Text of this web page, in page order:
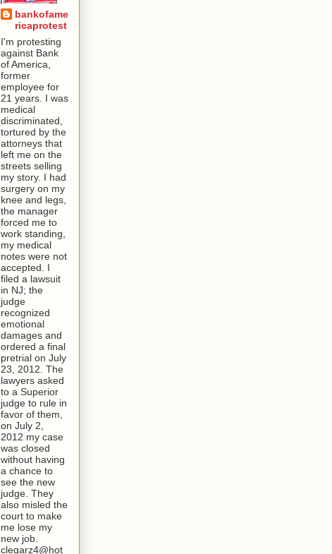
bankofame
ricaprotest
I'm protesting
against Bank
of America,
former
employee for
21 years. I was
medical
discriminated,
tortured by the
attorneys that
left me on the
streets selling
my story. I had
surgery on my
knee and legs,
the manager
forced me to
work standing,
my medical
notes were not
accepted. I
filed a lawsuit
in NJ; the
judge
recognized
emotional
damages and
ordered a final
pretrial on July
23, 2012. The
lawyers asked
to a Superior
judge to rule in
favor of them,
on July 2,
2012 my case
was closed
without having
a chance to
see the new
judge. They
also misled the
court to make
me lose my
new job.
clegarz4@hot